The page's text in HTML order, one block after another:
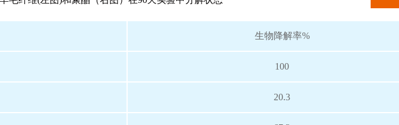
生物降解率%
100
20.3